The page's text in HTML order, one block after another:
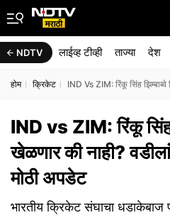
NDTV लाईव्ह टीव्ही ताज्या देश
होम क्रिकेट IND Vs ZIM: रिंकू सिंह झिम्बाब्वे
IND vs ZIM: रिंकू सिंह
खेळणार की नाही?
मोठी अपडेट
भारतीय क्रिकेट संघाचा धडाकेबाज